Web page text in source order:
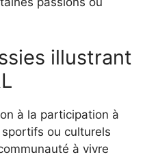
illustrant
à la participation à
ou culturels
à vivre